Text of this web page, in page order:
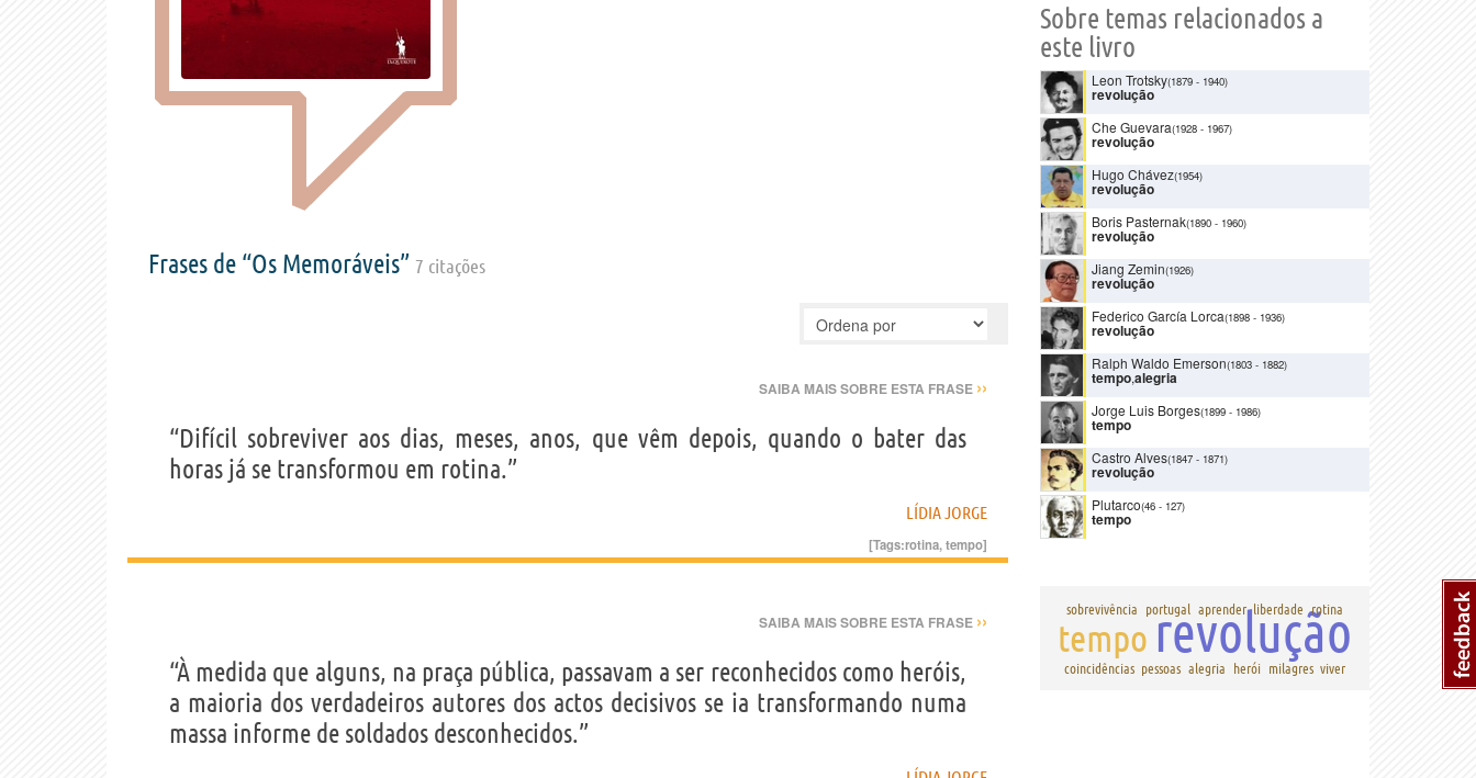
Frases de “Os Memoráveis” 7 citações
SAIBA MAIS SOBRE ESTA FRASE ››
“Difícil sobreviver aos dias, meses, anos, que vêm depois, quando o bater das
horas já se transformou em rotina.”
LÍDIA JORGE
[Tags:rotina,tempo]
SAIBA MAIS SOBRE ESTA FRASE ››
“À medida que alguns, na praça pública, passavam a ser reconhecidos como heróis,
a maioria dos verdadeiros autores dos actos decisivos se ia transformando numa
massa informe de soldados desconhecidos.”
Sobre temas relacionados a
este livro
Leon Trotsky(1879 - 1940)
revolução
Che Guevara(1928 - 1967)
revolução
Hugo Chávez(1954)
revolução
Boris Pasternak(1890 - 1960)
revolução
Jiang Zemin(1926)
revolução
Federico García Lorca(1898 - 1936)
revolução
Ralph Waldo Emerson(1803 - 1882)
tempo,alegria
Jorge Luis Borges(1899 - 1986)
tempo
Castro Alves(1847 - 1871)
revolução
Plutarco(46 - 127)
tempo
sobrevivência portugal aprender liberdade rotina
temporevolução
coincidências pessoas alegria herói milagres viver